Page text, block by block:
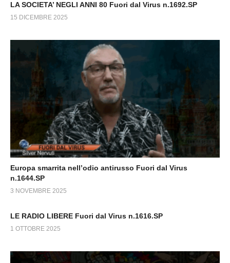
LA SOCIETA’ NEGLI ANNI 80 Fuori dal Virus n.1692.SP
15 DICEMBRE 2025
Europa smarrita nell’odio antirusso Fuori dal Virus
n.1644.SP
3 NOVEMBRE 2025
LE RADIO LIBERE Fuori dal Virus n.1616.SP
1 OTTOBRE 2025